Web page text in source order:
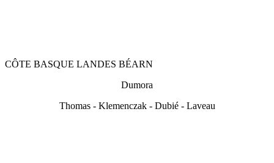
CÔTE BASQUE LANDES BÉARN
Dumora
Thomas - Klemenczak - Dubié - Laveau